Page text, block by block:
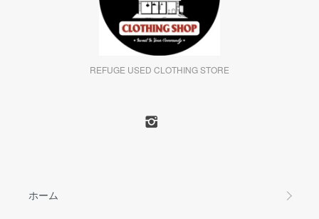
REFUGE USED CLOTHING STORE
ホーム